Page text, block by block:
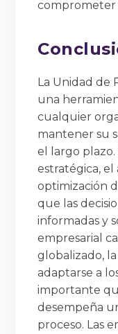
comprometer
La Unidad de
una
cualquier
mantener su
el largo plazo.
estratégica, el
optimización
que las
informadas y
empresarial
globalizado,
adaptarse a
importante
desempeña
proceso. Las